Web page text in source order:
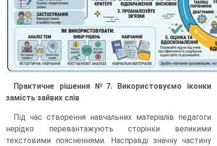
Практичне рішення №7. Використовуємо іконки
замість зайвих слів
Під час створення навчальних матеріалів педагоги
нерідко перевантажують сторінки великими
текстовими поясненнями. Насправді значну частину